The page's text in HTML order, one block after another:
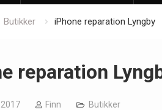
Butikker iPhone reparation Lyngby
reparation
Finn Butikker